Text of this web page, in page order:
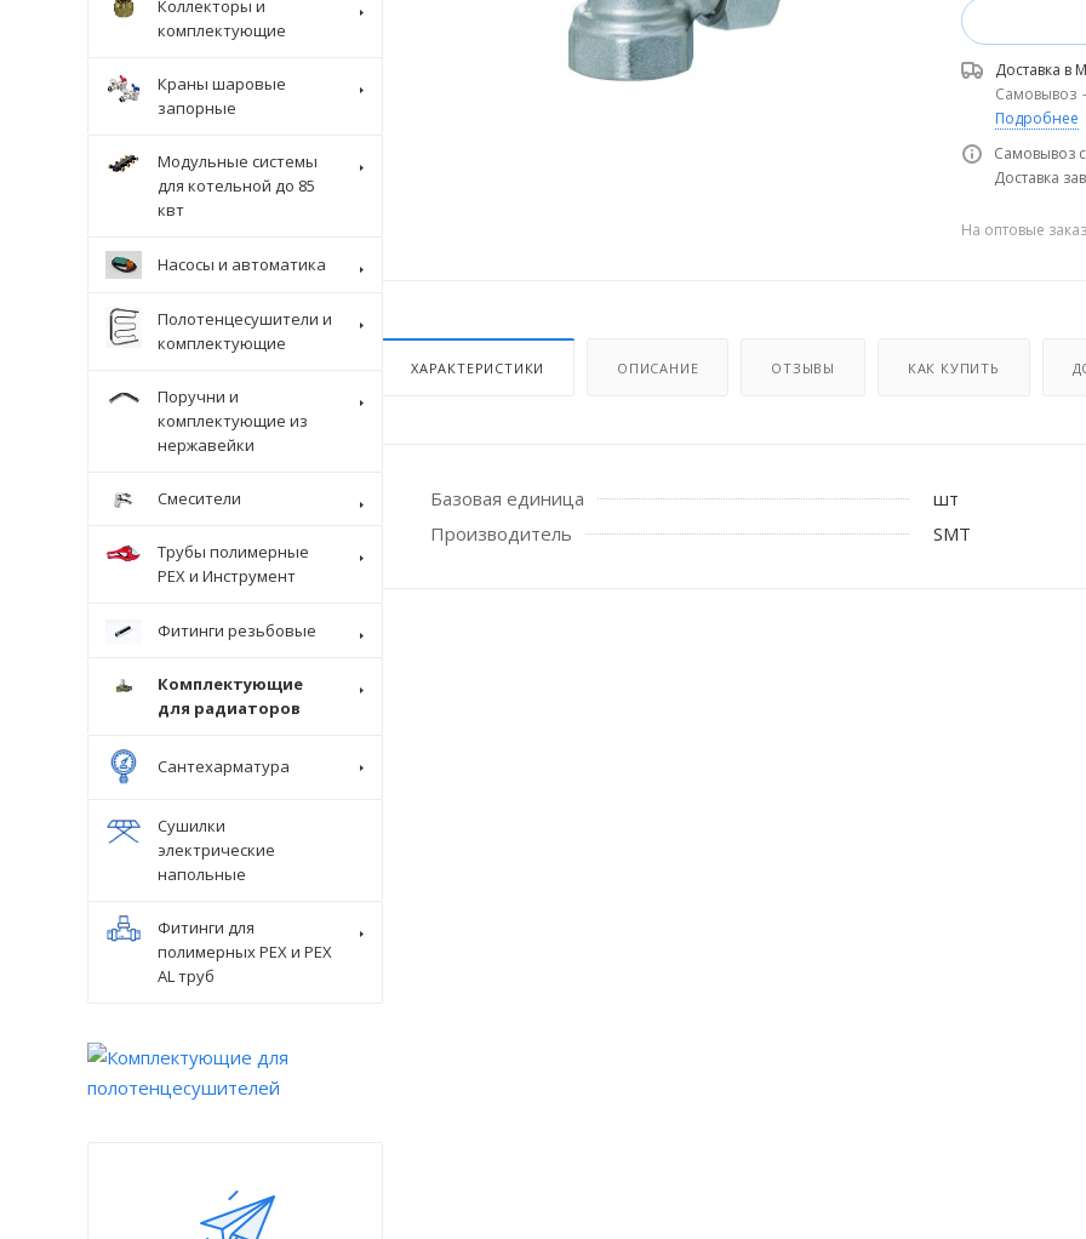
Доставка в
Самовывоз
Подробнее
Самовывоз
Доставка
На оптовые
ХАРАКТЕРИСТИКИ ОПИСАНИЕ ОТЗЫВЫ КАК КУПИТЬ
Базовая единица
шт
Производитель
SMT
Коллекторы и
комплектующие
Краны шаровые
запорные
Модульные системы
для котельной до 85
квт
Насосы и автоматика
Полотенцесушители и
комплектующие
Поручни и
комплектующие из
нержавейки
Смесители
Трубы полимерные
PEX и Инструмент
Фитинги резьбовые
Комплектующие
для радиаторов
Сантехарматура
Сушилки
электрические
напольные
Фитинги для
полимерных PEX и PEX
AL труб